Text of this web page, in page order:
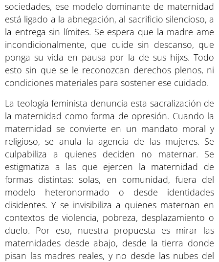
sociedades, ese modelo dominante de maternidad
está ligado a la abnegación, al sacrificio silencioso, a
la entrega sin límites. Se espera que la madre ame
incondicionalmente, que cuide sin descanso, que
ponga su vida en pausa por la de sus hijxs. Todo
esto sin que se le reconozcan derechos plenos, ni
condiciones materiales para sostener ese cuidado.
La teología feminista denuncia esta sacralización de
la maternidad como forma de opresión. Cuando la
maternidad se convierte en un mandato moral y
religioso, se anula la agencia de las mujeres. Se
culpabiliza a quienes deciden no maternar. Se
estigmatiza a las que ejercen la maternidad de
formas distintas: solas, en comunidad, fuera del
modelo heteronormado o desde identidades
disidentes. Y se invisibiliza a quienes maternan en
contextos de violencia, pobreza, desplazamiento o
duelo. Por eso, nuestra propuesta es mirar las
maternidades desde abajo, desde la tierra donde
pisan las madres reales, y no desde las nubes del